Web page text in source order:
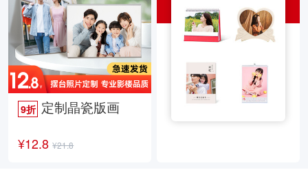
9折 定制晶瓷版画
¥12.8 ¥21.8